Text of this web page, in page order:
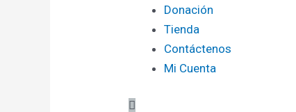
Donación
Tienda
Contáctenos
Mi Cuenta